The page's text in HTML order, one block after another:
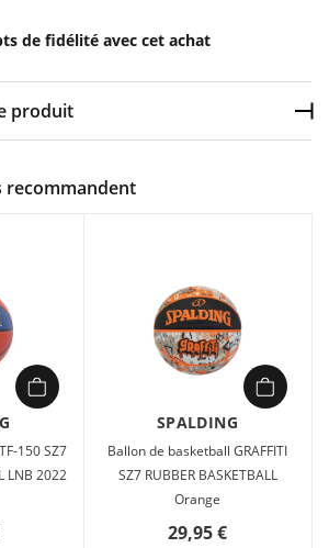
de fidélité avec cet achat
produit
recommandent
150 SZ7
LNB 2022
SPALDING
Ballon de basketball GRAFFITI
SZ7 RUBBER BASKETBALL
Orange
29,95 €